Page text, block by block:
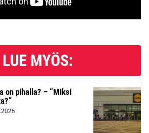
LUE MYÖS:
on pihalla? – ”Miksi